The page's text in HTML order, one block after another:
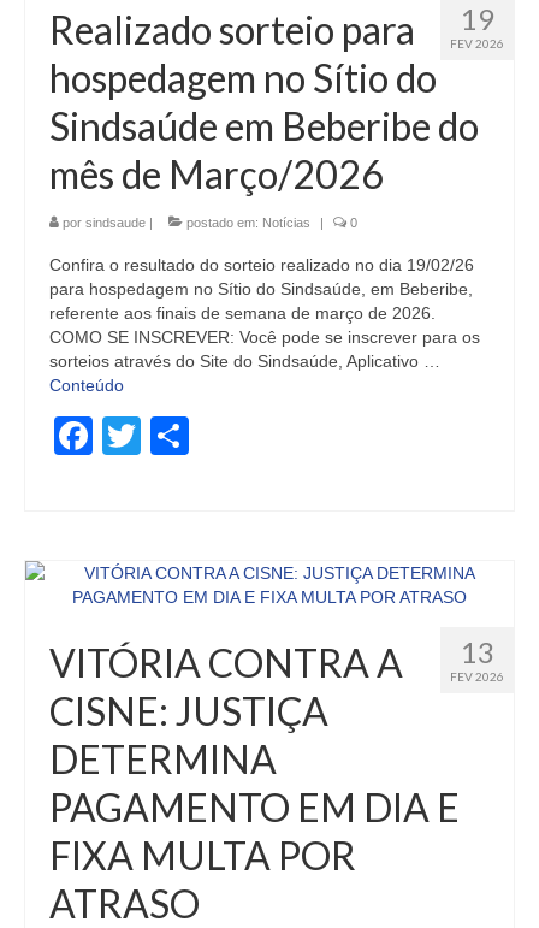
19
FEV 2026
Realizado sorteio para
hospedagem no Sítio do
Sindsaúde em Beberibe do
mês de Março/2026
por sindsaude | postado em: Notícias | 0
Confira o resultado do sorteio realizado no dia 19/02/26
para hospedagem no Sítio do Sindsaúde, em Beberibe,
referente aos finais de semana de março de 2026.
COMO SE INSCREVER: Você pode se inscrever para os
sorteios através do Site do Sindsaúde, Aplicativo …
Conteúdo
Facebook
Twitter
13
FEV 2026
VITÓRIA CONTRA A
CISNE: JUSTIÇA
DETERMINA
PAGAMENTO EM DIA E
FIXA MULTA POR
ATRASO